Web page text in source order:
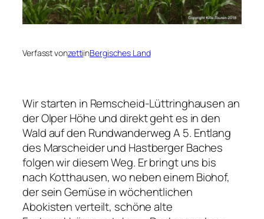
Verfasst vonzettiinBergisches Land
Wir starten in Remscheid-Lüttringhausen an
der Olper Höhe und direkt geht es in den
Wald auf den Rundwanderweg A 5. Entlang
des Marscheider und Hastberger Baches
folgen wir diesem Weg. Er bringt uns bis
nach Kotthausen, wo neben einem Biohof,
der sein Gemüse in wöchentlichen
Abokisten verteilt, schöne alte